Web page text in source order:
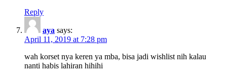
Reply
aya says:
April 11, 2019 at 7:28 pm
wah korset nya keren ya mba, bisa jadi wishlist nih kalau
nanti habis lahiran hihihi